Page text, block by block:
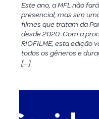
Este ano, a MFL não
presencial, mas sim
filmes que tratam da
desde 2020. Com a
RIOFILME, esta edição
todos os gêneros e
[…]